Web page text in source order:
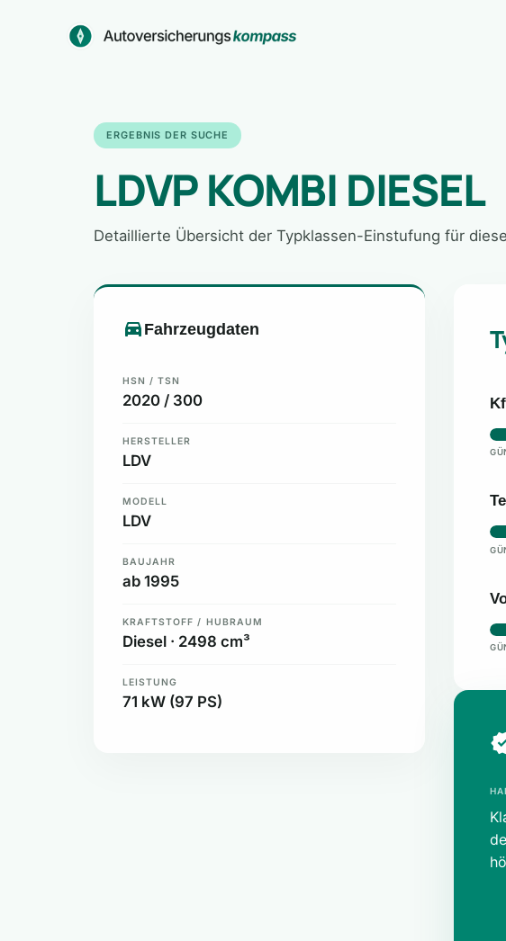
ERGEBNIS DER SUCHE
LDVP KOMBI DIESEL
Detaillierte Übersicht der Typklassen-Einstufung für
Fahrzeugdaten
HSN / TSN
2020 / 300
HERSTELLER
LDV
MODELL
LDV
BAUJAHR
ab 1995
KRAFTSTOFF / HUBRAUM
Diesel · 2498 cm³
LEISTUNG
71 kW (97 PS)